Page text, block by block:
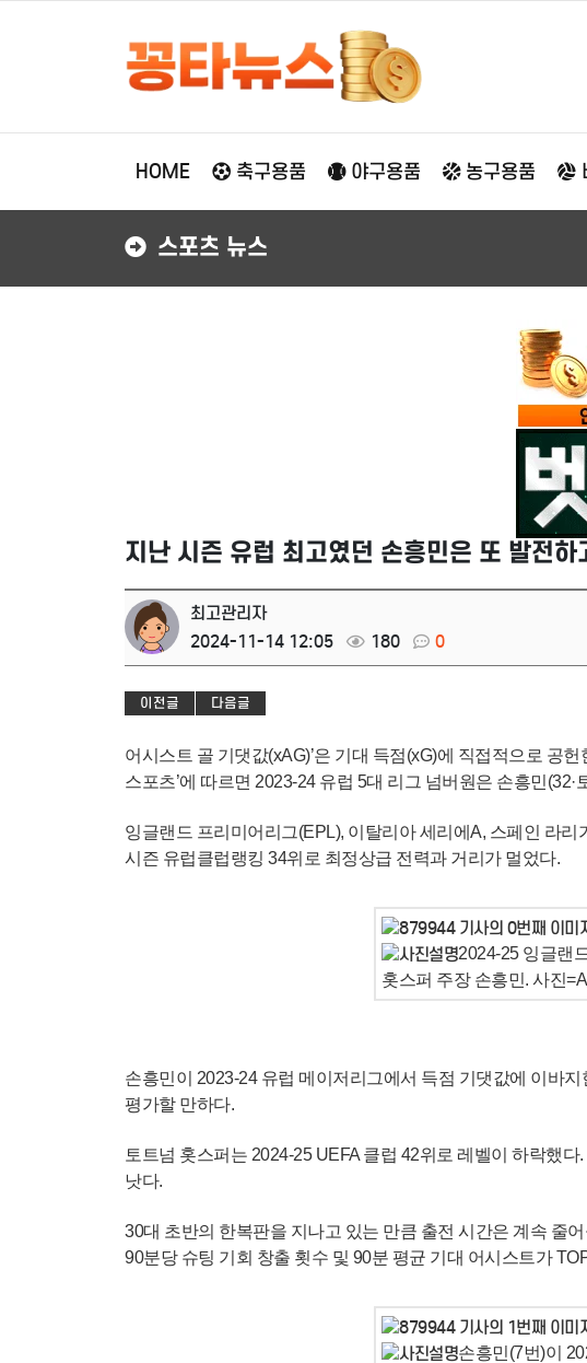
HOME 축구용품 야구용품 농구용품
스포츠 뉴스
지난 시즌 유럽 최고였던 손흥민은 또 발전하
최고관리자
2024-11-14 12:05
180 0
이전글 다음글
어시스트 골 기댓값(xAG)’은 기대 득점(xG)에 직접적으로 공
스포츠’에 따르면 2023-24 유럽 5대 리그 넘버원은 손흥민(32·
잉글랜드 프리미어리그(EPL), 이탈리아 세리에A, 스페인 라
시즌 유럽클럽랭킹 34위로 최정상급 전력과 거리가 멀었다.
2024-25 잉글랜
홋스퍼 주장 손흥민. 사진
손흥민이 2023-24 유럽 메이저리그에서 득점 기댓값에 이바
평가할 만하다.
토트넘 홋스퍼는 2024-25 UEFA 클럽 42위로 레벨이 하락했
낫다.
30대 초반의 한복판을 지나고 있는 만큼 출전 시간은 계속 줄
90분당 슈팅 기회 창출 횟수 및 90분 평균 기대 어시스트가
손흥민(7번)이